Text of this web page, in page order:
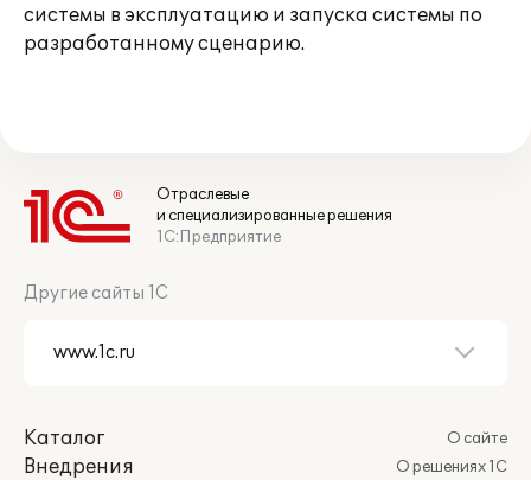
системы в эксплуатацию и запуска системы по
разработанному сценарию.
Отраслевые
и специализированные решения
1С:Предприятие
Другие сайты 1С
Каталог
Внедрения
О сайте
О решениях 1С